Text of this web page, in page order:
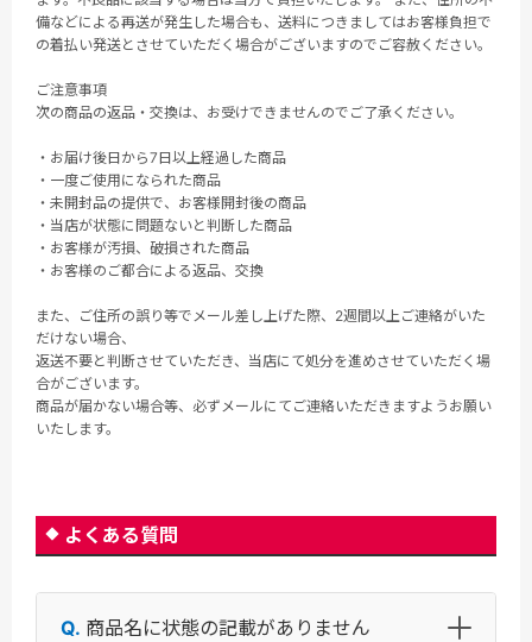
備などによる再送が発生した場合も、送料につきましてはお客様負担で
の着払い発送とさせていただく場合がございますのでご容赦ください。
ご注意事項
次の商品の返品・交換は、お受けできませんのでご了承ください。
・お届け後日から7日以上経過した商品
・一度ご使用になられた商品
・未開封品の提供で、お客様開封後の商品
・当店が状態に問題ないと判断した商品
・お客様が汚損、破損された商品
・お客様のご都合による返品、交換
また、ご住所の誤り等でメール差し上げた際、2週間以上ご連絡がいた
だけない場合、
返送不要と判断させていただき、当店にて処分を進めさせていただく場
合がございます。
商品が届かない場合等、必ずメールにてご連絡いただきますようお願い
いたします。
よくある質問
商品名に状態の記載がありません